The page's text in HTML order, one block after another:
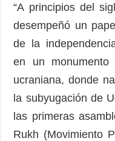
“A principios del
desempeñó un
de la
en un
ucraniana, donde
la subyugación de
las primeras
Rukh (Movimiento